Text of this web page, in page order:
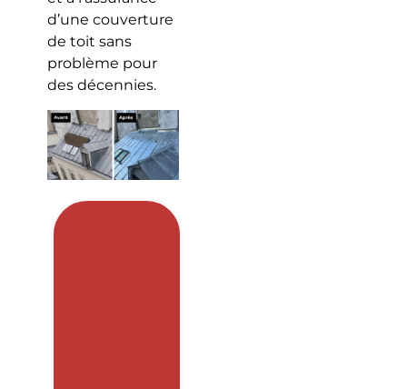
d’une couverture
de toit sans
problème pour
des décennies.